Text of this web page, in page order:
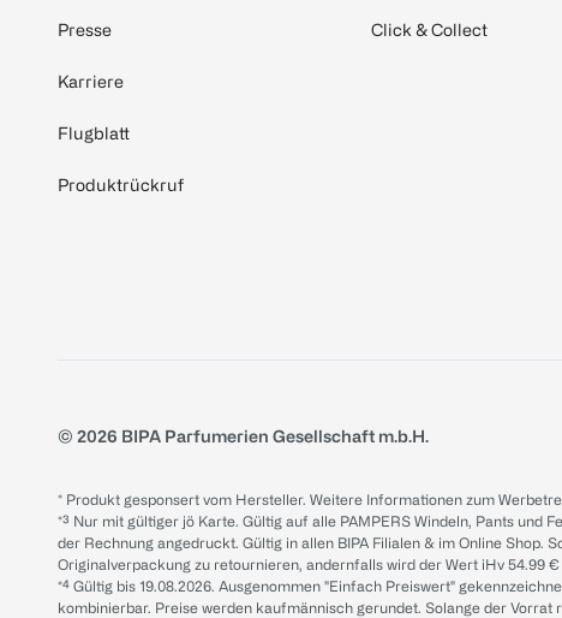
Presse
Karriere
Flugblatt
Produktrückruf
Click & Collect
© 2026 BIPA Parfumerien Gesellschaft m.b.H.
* Produkt gesponsert vom Hersteller. Weitere Informationen zum
*³ Nur mit gültiger jö Karte. Gültig auf alle PAMPERS Windeln, Pants
der Rechnung angedruckt. Gültig in allen BIPA Filialen & im Online
Originalverpackung zu retournieren, andernfalls wird der Wert iHv 54.99 €
*⁴ Gültig bis 19.08.2026. Ausgenommen "Einfach Preiswert"
kombinierbar. Preise werden kaufmännisch gerundet. Solange der Vorrat